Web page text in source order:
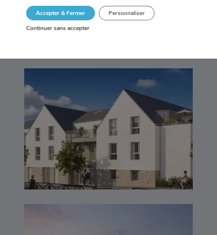
LIBERTY – VANNES (56)
Accepter & Fermer
Continuer sans accepter
Personnaliser